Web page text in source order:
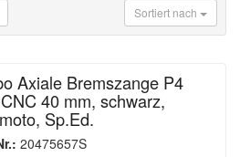
Sortiert nach
Axiale Bremszange P4
40 mm, schwarz,
Sp.Ed.
20475657S